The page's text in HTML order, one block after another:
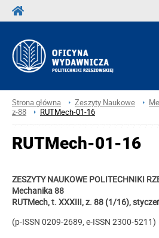
Strona główna Zeszyty Naukowe
z-88
RUTMech-01-16
RUTMech-01-16
ZESZYTY NAUKOWE POLITECHNIKI
Mechanika 88
RUTMech, t. XXXIII, z. 88 (1/16),
(p-ISSN 0209-2689, e-ISSN 2300-5211)